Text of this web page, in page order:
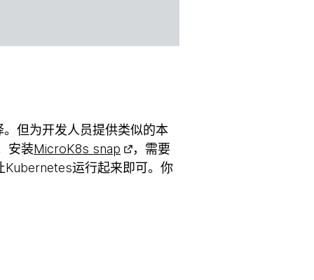
但为开发人员提供类似的本
安装MicroK8s snap
，需要
Kubernetes运行起来即可。你